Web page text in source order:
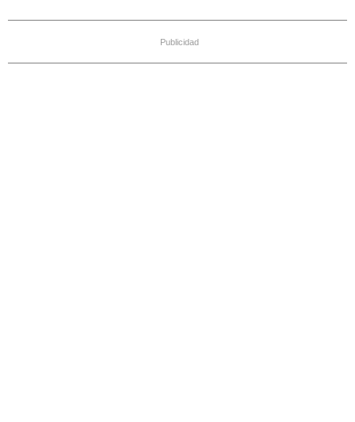
Publicidad